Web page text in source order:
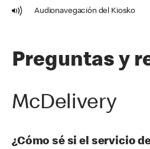
Audionavegación del Kiosko
Preguntas y
McDelivery
¿Cómo sé si el servicio